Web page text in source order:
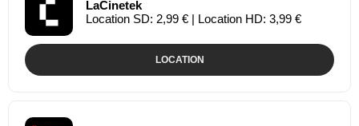
LaCinetek
Location SD: 2,99 € | Location HD: 3,99 €
LOCATION